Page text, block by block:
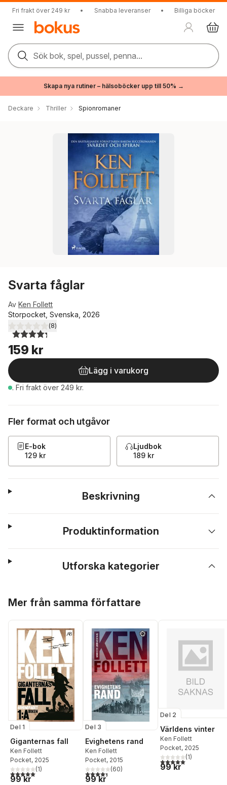
Fri frakt över 249 kr • Snabba leveranser • Billiga böcker
Sök bok, spel, pussel, penna...
Skapa nya rutiner – hälsoböcker upp till 50% →
Deckare Thriller Spionromaner
Svarta fåglar
Av Ken Follett
Storpocket, Svenska, 2026
4,3utav 5 stjärnor. Totalt antal röster:
(8)
159 kr
Lägg i varukorg
. Fri frakt över 249 kr.
Fler format och utgåvor
E-bok
129 kr
Ljudbok
189 kr
Beskrivning
Produktinformation
Utforska kategorier
Mer från samma författare
Del 1
Giganternas fall
Ken Follett
Pocket, 2025
5,0utav 5 stjärnor. Totalt antal röster:
(1)
99 kr
Del 3
Evighetens rand
Ken Follett
Pocket, 2015
4,4utav 5 stjärnor. Totalt antal röster:
(60)
99 kr
Del 2
Världens vinter
Ken Follett
Pocket, 2025
5,0utav 5 stjärnor.
(1)
99 kr